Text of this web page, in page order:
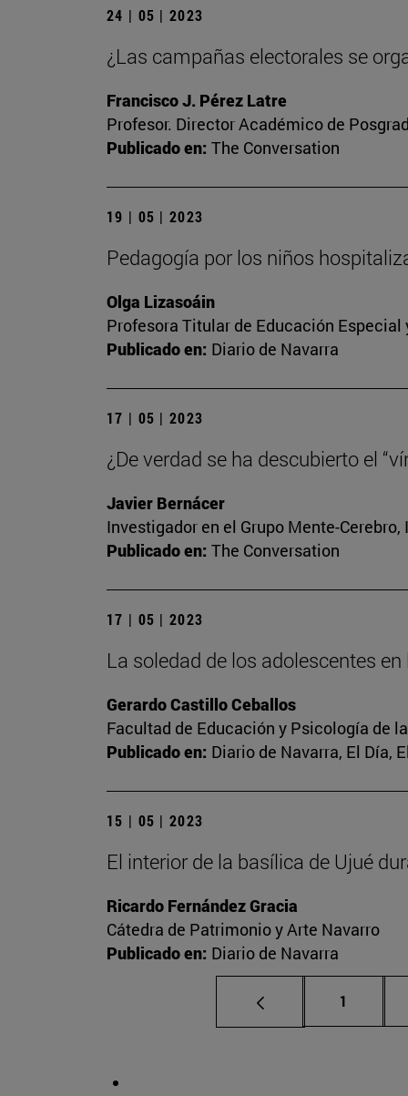
24 | 05 | 2023
¿Las campañas electorales se
Francisco J. Pérez Latre
Profesor. Director Académico de
Publicado en: The Conversation
19 | 05 | 2023
Pedagogía por los niños
Olga Lizasoáin
Profesora Titular de Educación
Publicado en: Diario de Navarra
17 | 05 | 2023
¿De verdad se ha descubierto el
Javier Bernácer
Investigador en el Grupo Mente-
Publicado en: The Conversation
17 | 05 | 2023
La soledad de los adolescentes
Gerardo Castillo Ceballos
Facultad de Educación y Psicología de
Publicado en: Diario de Navarra, El Día,
15 | 05 | 2023
El interior de la basílica de Ujué
Ricardo Fernández Gracia
Cátedra de Patrimonio y Arte Navarro
Publicado en: Diario de Navarra
Página
1